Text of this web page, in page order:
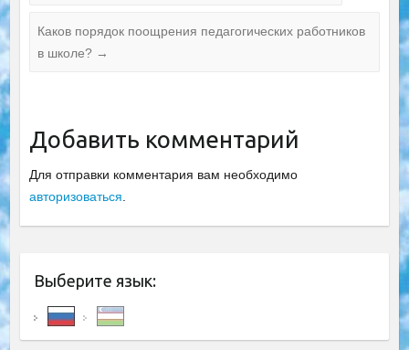
Каков порядок поощрения педагогических работников
в школе? →
Добавить комментарий
Для отправки комментария вам необходимо
авторизоваться.
Выберите язык: